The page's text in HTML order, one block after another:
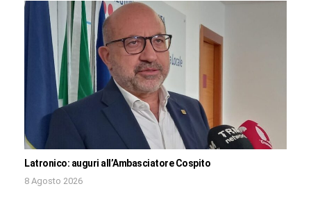
Latronico: auguri all’Ambasciatore Cospito
8 Agosto 2026